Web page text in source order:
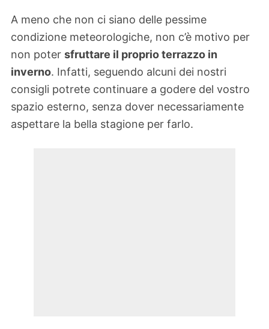
A meno che non ci siano delle pessime
condizione meteorologiche, non c’è motivo per
non poter sfruttare il proprio terrazzo in
inverno. Infatti, seguendo alcuni dei nostri
consigli potrete continuare a godere del vostro
spazio esterno, senza dover necessariamente
aspettare la bella stagione per farlo.